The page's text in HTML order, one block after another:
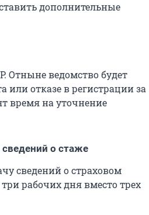
дополнительные
Отныне ведомство будет
отказе в регистрации за
время на уточнение
о стаже
сведений о страховом
рабочих дня вместо трех